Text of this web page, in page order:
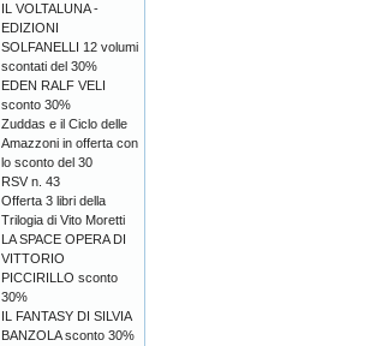
IL VOLTALUNA -
EDIZIONI
SOLFANELLI 12 volumi
scontati del 30%
EDEN RALF VELI
sconto 30%
Zuddas e il Ciclo delle
Amazzoni in offerta con
lo sconto del 30
RSV n. 43
Offerta 3 libri della
Trilogia di Vito Moretti
LA SPACE OPERA DI
VITTORIO
PICCIRILLO sconto
30%
IL FANTASY DI SILVIA
BANZOLA sconto 30%